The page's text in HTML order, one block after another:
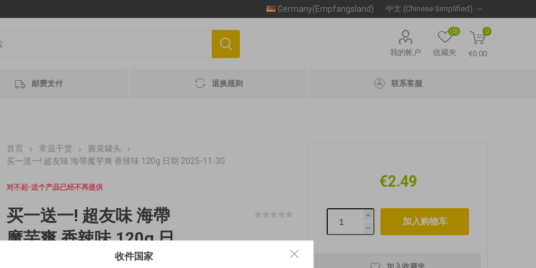
Germany(Empfangsland)
我的帐户 收藏夹
(0) 0
€0.00
邮费支付 退换规则 联系客服
首页 常温干货
酱菜罐头
买一送一! 超友味 海帶魔芋爽 香辣味 120g 日期 2025-11-30
对不起-这个产品已经不再提供
买一送一! 超友味 海帶
魔芋爽 香辣味 120g 日
期 2025-11-30
€2.49
i
h
收件国家